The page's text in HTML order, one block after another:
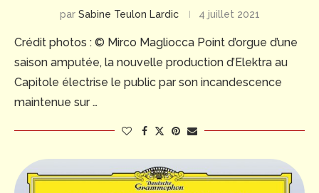
par Sabine Teulon Lardic 4 juillet 2021
Crédit photos : © Mirco Magliocca Point d’orgue d’une
saison amputée, la nouvelle production d’Elektra au
Capitole électrise le public par son incandescence
maintenue sur …